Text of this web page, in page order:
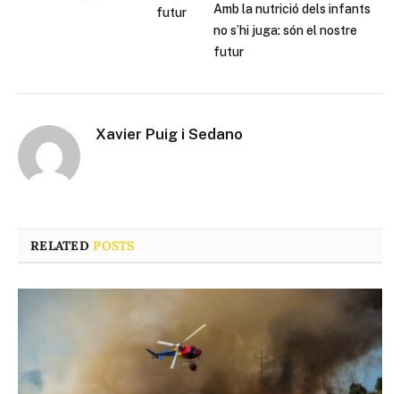
futur
Amb la nutrició dels infants
no s’hi juga: són el nostre
futur
Xavier Puig i Sedano
RELATEDPOSTS